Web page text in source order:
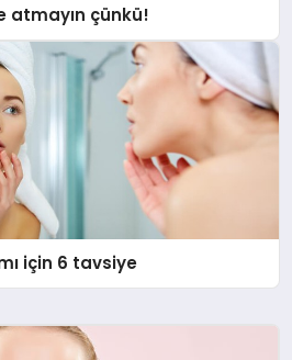
atmayın çünkü!
için 6 tavsiye